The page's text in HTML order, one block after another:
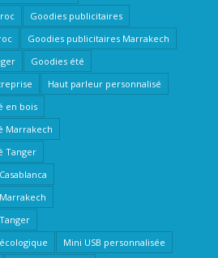
Goodies publicitaires
Goodies publicitaires Marrakech
Goodies été
Haut parleur personnalisé
en bois
Marrakech
Tanger
Mini USB personnalisée